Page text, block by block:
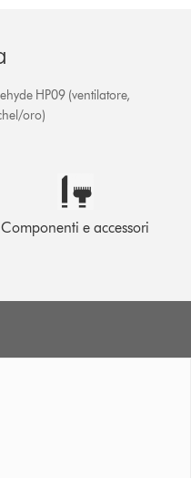
HP09 (ventilatore,
oro)
Componenti e accessori